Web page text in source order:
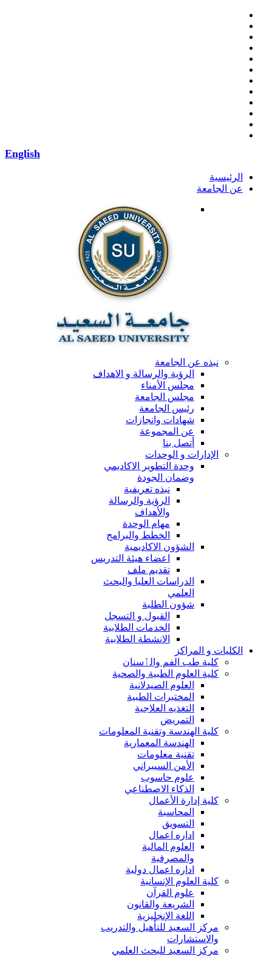
English
الرئيسية
عن الجامعة
نبذه عن الجامعة
الرؤية والرسالة و الاهداف
مجلس الأمناء
مجلس الجامعة
رئيس الجامعة
شهادات وانجازات
عن المجموعة
أتصل بنا
الإدارات و الوحدات
وحدة التطوير الاكاديمي
وضمان الجودة
نبذه تعريفية
الرؤية والرسالة
والأهداف
مهام الوحدة
الخطط والبرامج
الشؤون الاكاديمية
اعضاء هيئة التدريس
تقديم ملف
الدراسات العليا والبحث
العلمي
شؤون الطلبة
القبول و التسجل
الخدمات الطلابية
الانشطة الطلابية
الكليات و المراكز
كلية طب الفم والٲسنان
كلية العلوم الطبية والصحية
العلوم الصيدلانية
المختبرات الطبية
التغذيه العلاجية
التمريض
كلية الهندسة وتقنية المعلومات
الهندسة المعمارية
تقنية معلومات
الأمن السيبراني
علوم حاسوب
الذكاء الاصطناعي
كلية إدارة الأعمال
المحاسبة
التسويق
اداره اعمال
العلوم المالية
والمصرفية
اداره اعمال دولية
كلية العلوم الإنسانية
علوم القرآن
الشريعة والقانون
اللغة الإنجليزية
مركز السعيد للتأهيل والتدريب
والاستشارات
مركز السعيد للبحث العلمي